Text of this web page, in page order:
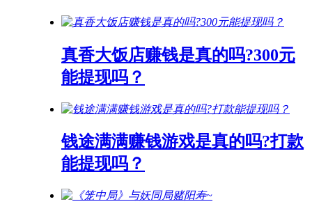
真香大饭店赚钱是真的吗?300元
能提现吗？
钱途满满赚钱游戏是真的吗?打款
能提现吗？